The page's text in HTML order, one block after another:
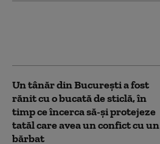
Un tânăr din București a fost
rănit cu o bucată de sticlă, în
timp ce încerca să-şi protejeze
tatăl care avea un confict cu un
bărbat